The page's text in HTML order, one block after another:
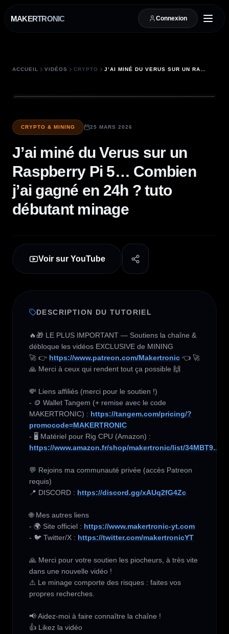
MAKERTRONIC Connexion
ACCUEIL VIDÉOS CRYPTO
CRYPTO & MINING 25 MARS 2026
J’ai miné du Verus sur un
Raspberry Pi 5… Combien
j’ai gagné en 24h ? tuto
débutant minage
Voir sur YouTube
DESCRIPTION DU TUTORIEL
🔥🎁 LE PLUS IMPORTANT — Soutiens la chaîne &
débloque les vidéos EXCLUSIVE de MINING
🚀 👉 https://www.patreon.com/Makertronic 👈 🚀
🙏 Merci à ceux qui rendent tout ça possible 🙌
💸 Liens affiliés (merci pour le soutien !)
- 🪙 Wallet Tangem (+ remise avec le code
MAKERTRONIC) : https://tangem.com/pricing/?
promocode=MAKERTRONIC
https://www.amazon.fr/shop/makertronic/list/34MBT9...
💬 Rejoins ma communauté privée (accès Patreon
requis)
📍 DISCORD : https://discord.gg/xAUq2fG4Zc
🌐 Mes autres liens
- 🌍 Site officiel : https://www.makertronic-yt.com
- 🐦 Twitter/X : https://twitter.com/makertronicYT
🙏 Merci pour votre soutien les piocheurs, à très vite
dans une nouvelle vidéo !
⚠️ Le minage comporte des risques : faites vos
propres recherches.
📢 Aidez-moi à faire connaître la chaîne !
👍 Likez la vidéo